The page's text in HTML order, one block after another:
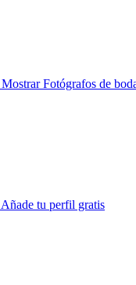
Mostrar Fotógrafos de
Añade tu perfil gratis